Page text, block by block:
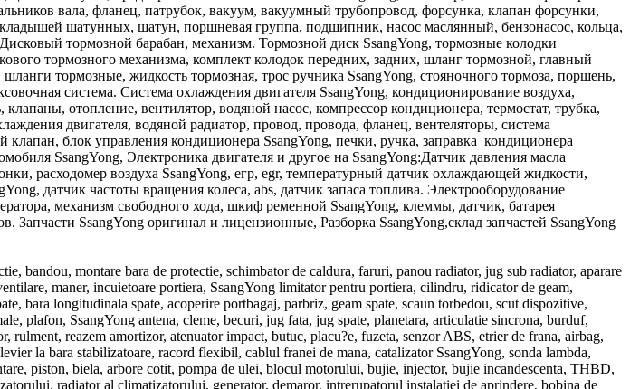
вала, фланец, патрубок, вакуум, вакуумный трубопровод, форсунка, клапан форсунки,
шатунных, шатун, поршневая группа, подшипник, насос маслянный, бензонасос, кольца,
тормозной барабан, механизм. Тормозной диск SsangYong, тормозные колодки
тормозного механизма, комплект колодок передних, задних, шланг тормозной, главный
тормозные, жидкость тормозная, трос ручника SsangYong, стояночного тормоза, поршень,
система. Система охлаждения двигателя SsangYong, кондиционирование воздуха,
отопление, вентилятор, водяной насос, компрессор кондиционера, термостат, трубка,
двигателя, водяной радиатор, провод, провода, фланец, вентеляторы, система
блок управления кондиционера SsangYong, печки, ручка, заправка кондиционера
SsangYong, Электроника двигателя и другое на SsangYong:Датчик давления масла
расходомер воздуха SsangYong, егр, egr, температурный датчик охлаждающей жидкости,
датчик частоты вращения колеса, abs, датчик запаса топлива. Электрооборудование
механизм свободного хода, шкиф ременной SsangYong, клеммы, датчик, батарея
SsangYong оригинал и лицензионные, Разборка SsangYong,склад запчастей SsangYong
bandou, montare bara de protectie, schimbator de caldura, faruri, panou radiator, jug sub radiator, aparare
maner, incuietoare portiera, SsangYong limitator pentru portiera, cilindru, ridicator de geam,
bara longitudinala spate, acoperire portbagaj, parbriz, geam spate, scaun torbedou, scut dispozitive,
plafon, SsangYong antena, cleme, becuri, jug fata, jug spate, planetara, articulatie sincrona, burduf,
reazem amortizor, atenuator impact, butuc, placu?e, fuzeta, senzor ABS, etrier de frana, airbag,
la bara stabilizatoare, racord flexibil, cablul franei de mana, catalizator SsangYong, sonda lambda,
piston, biela, arbore cotit, pompa de ulei, blocul motorului, bujie, injector, bujie incandescenta, THBD,
radiator al climatizatorului, generator, demaror, intrerupatorul instalatiei de aprindere, bobina de